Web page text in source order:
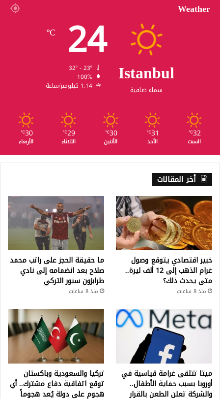
Weather
Istanbul
سماء صافية
24
℃
100%
1.14 كيلومتر/ساعة
32
℃
السبت
31
℃
الأحد
30
℃
الأثنين
29
℃
الثلاثاء
30
℃
الأربعاء
أخر المقالات
خبير اقتصادي يتوقع وصول
غرام الذهب إلى 12 ألف ليرة..
متى يحدث ذلك؟
منذ 8 ساعات
ما حقيقة الحجز على راتب محمد
صلاح بعد انضمامه إلى نادي
طرابزون سبور التركي
منذ 8 ساعات
ميتا تتلقى غرامة قياسية في
أوروبا بسبب حماية الأطفال..
والشركة تعلن الطعن بالقرار
تركيا والسعودية وباكستان
توقع اتفاقية دفاع مشترك.. أي
هجوم على دولة يُعد هجوماً